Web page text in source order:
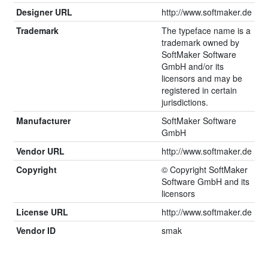
Designer URL
http://www.softmaker.de
Trademark
The typeface name is a
trademark owned by
SoftMaker Software
GmbH and/or its
licensors and may be
registered in certain
jurisdictions.
Manufacturer
SoftMaker Software
GmbH
Vendor URL
http://www.softmaker.de
Copyright
© Copyright SoftMaker
Software GmbH and its
licensors
License URL
http://www.softmaker.de
Vendor ID
smak